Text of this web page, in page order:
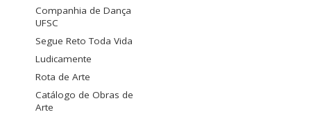
Companhia de Dança
UFSC
Segue Reto Toda Vida
Ludicamente
Rota de Arte
Catálogo de Obras de
Arte